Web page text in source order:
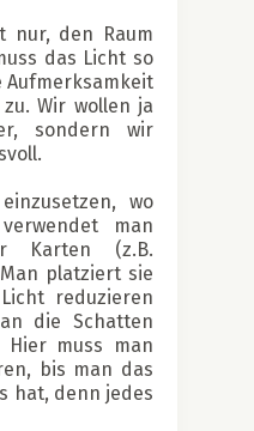
nur, den Raum
das Licht so
Aufmerksamkeit
Wir wollen ja
sondern wir
wo
man
Karten (z.B.
platziert sie
reduzieren
die Schatten
Hier muss man
bis man das
hat, denn jedes